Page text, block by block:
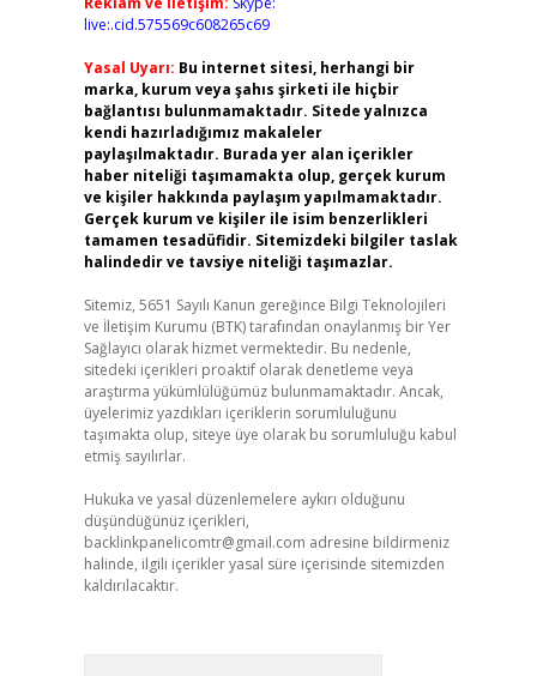
live:.cid.575569c608265c69
Yasal Uyarı: Bu internet sitesi, herhangi bir
marka, kurum veya şahıs şirketi ile hiçbir
bağlantısı bulunmamaktadır. Sitede yalnızca
kendi hazırladığımız makaleler
paylaşılmaktadır. Burada yer alan içerikler
haber niteliği taşımamakta olup, gerçek kurum
ve kişiler hakkında paylaşım yapılmamaktadır.
Gerçek kurum ve kişiler ile isim benzerlikleri
tamamen tesadüfidir. Sitemizdeki bilgiler taslak
halindedir ve tavsiye niteliği taşımazlar.
Sitemiz, 5651 Sayılı Kanun gereğince Bilgi Teknolojileri
ve İletişim Kurumu (BTK) tarafından onaylanmış bir Yer
Sağlayıcı olarak hizmet vermektedir. Bu nedenle,
sitedeki içerikleri proaktif olarak denetleme veya
araştırma yükümlülüğümüz bulunmamaktadır. Ancak,
üyelerimiz yazdıkları içeriklerin sorumluluğunu
taşımakta olup, siteye üye olarak bu sorumluluğu kabul
etmiş sayılırlar.
Hukuka ve yasal düzenlemelere aykırı olduğunu
düşündüğünüz içerikleri,
backlinkpanelicomtr@gmail.com adresine bildirmeniz
halinde, ilgili içerikler yasal süre içerisinde sitemizden
kaldırılacaktır.